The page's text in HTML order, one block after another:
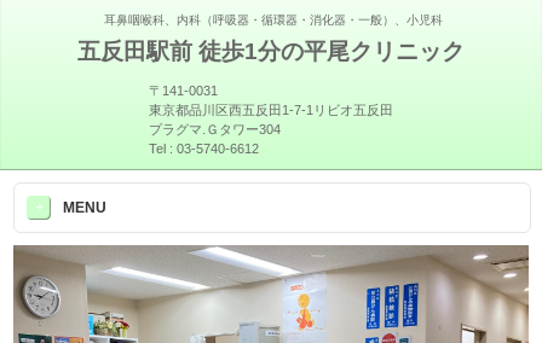
耳鼻咽喉科、内科（呼吸器・循環器・消化器・一般）、小児科
五反田駅前 徒歩1分の平尾クリニック
〒141-0031
東京都品川区西五反田1-7-1リビオ五反田
プラグマ.Ｇタワー304
Tel : 03-5740-6612
>MENU